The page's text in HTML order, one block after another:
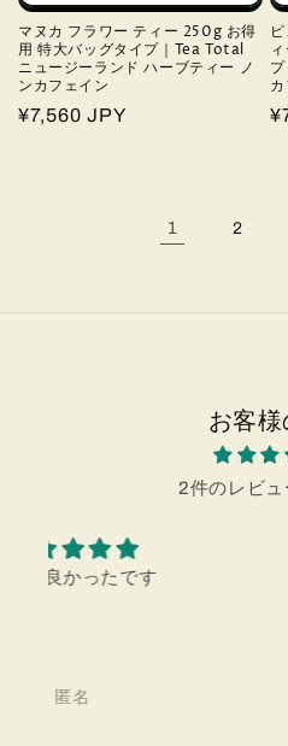
マヌカ フラワー ティー 250g お得
用 特大バッグタイプ｜Tea Total
ニュージーランド ハーブティー ノ
ンカフェイン
通
¥7,560 JPY
1 2
お客
2件のレビュ